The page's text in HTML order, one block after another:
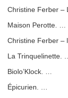
Christine Ferber –
Maison Perotte. …
Christine Ferber –
La Trinquelinette.
Biolo’Klock. …
Épicurien. …